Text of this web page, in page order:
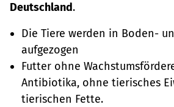
Deutschland.
Die Tiere werden in Boden-
aufgezogen
Futter ohne
Antibiotika, ohne tierisches
tierischen Fette.